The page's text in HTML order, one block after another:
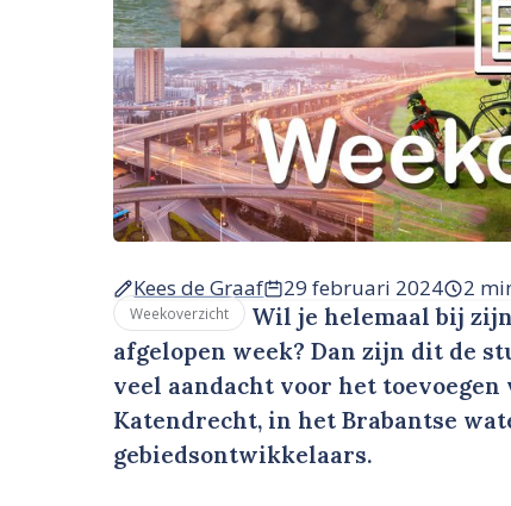
Kees de Graaf 29 februari 2024 2
Weekoverzicht
Wil je helemaal bij
afgelopen week? Dan zijn dit de
veel aandacht voor het
Katendrecht, in het Brabantse
gebiedsontwikkelaars.